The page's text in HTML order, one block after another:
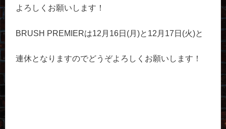
よろしくお願いします！
BRUSH PREMIERは12月16日(月)と12月17日(火)と
連休となりますのでどうぞよろしくお願いします！